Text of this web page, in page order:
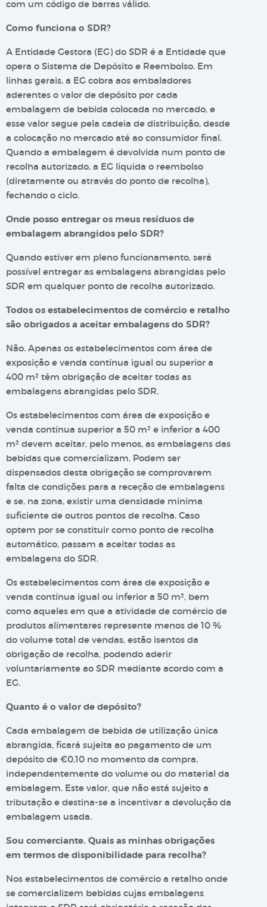
com um código de barras válido.
Como funciona o SDR?
A Entidade Gestora (EG) do SDR é a Entidade que
opera o Sistema de Depósito e Reembolso. Em
linhas gerais, a EG cobra aos embaladores
aderentes o valor de depósito por cada
embalagem de bebida colocada no mercado, e
esse valor segue pela cadeia de distribuição, desde
a colocação no mercado até ao consumidor final.
Quando a embalagem é devolvida num ponto de
recolha autorizado, a EG liquida o reembolso
(diretamente ou através do ponto de recolha),
fechando o ciclo.
Onde posso entregar os meus resíduos de
embalagem abrangidos pelo SDR?
Quando estiver em pleno funcionamento, será
possível entregar as embalagens abrangidas pelo
SDR em qualquer ponto de recolha autorizado.
Todos os estabelecimentos de comércio e retalho
são obrigados a aceitar embalagens do SDR?
Não. Apenas os estabelecimentos com área de
exposição e venda contínua igual ou superior a
400 m² têm obrigação de aceitar todas as
embalagens abrangidas pelo SDR.
Os estabelecimentos com área de exposição e
venda contínua superior a 50 m² e inferior a 400
m² devem aceitar, pelo menos, as embalagens das
bebidas que comercializam. Podem ser
dispensados desta obrigação se comprovarem
falta de condições para a receção de embalagens
e se, na zona, existir uma densidade mínima
suficiente de outros pontos de recolha. Caso
optem por se constituir como ponto de recolha
automático, passam a aceitar todas as
embalagens do SDR.
Os estabelecimentos com área de exposição e
venda contínua igual ou inferior a 50 m², bem
como aqueles em que a atividade de comércio de
produtos alimentares represente menos de 10 %
do volume total de vendas, estão isentos da
obrigação de recolha, podendo aderir
voluntariamente ao SDR mediante acordo com a
EG.
Quanto é o valor de depósito?
Cada embalagem de bebida de utilização única
abrangida, ficará sujeita ao pagamento de um
depósito de €0,10 no momento da compra,
independentemente do volume ou do material da
embalagem. Este valor, que não está sujeito a
tributação e destina-se a incentivar a devolução da
embalagem usada.
Sou comerciante. Quais as minhas obrigações
em termos de disponibilidade para recolha?
Nos estabelecimentos de comércio a retalho onde
se comercializem bebidas cujas embalagens